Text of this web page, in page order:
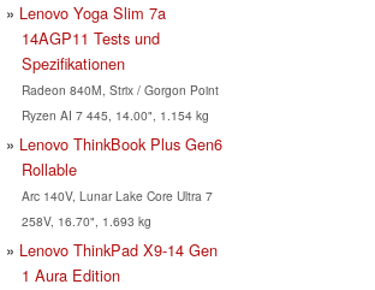
Lenovo Yoga Slim 7a
14AGP11 Tests und
Spezifikationen
Radeon 840M, Strix / Gorgon Point
Ryzen AI 7 445, 14.00", 1.154 kg
Lenovo ThinkBook Plus Gen6
Rollable
Arc 140V, Lunar Lake Core Ultra 7
258V, 16.70", 1.693 kg
Lenovo ThinkPad X9-14 Gen
1 Aura Edition